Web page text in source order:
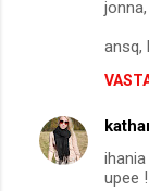
ansq,
upee